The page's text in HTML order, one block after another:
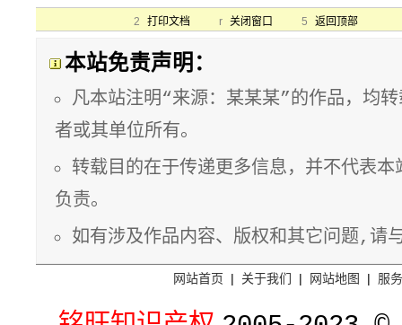
2 打印文档 r 关闭窗口 5 返回顶部
本站免责声明：
凡本站注明“来源：某某某”的作品，均
者或其单位所有。
转载目的在于传递更多信息，并不代表
负责。
如有涉及作品内容、版权和其它问题,请
网站首页 | 关于我们 | 网站地图 | 服